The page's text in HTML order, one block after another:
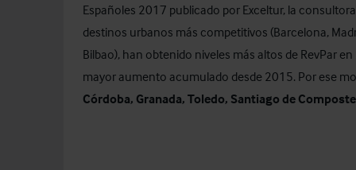
Españoles 2017 publicado por Exceltur, la
destinos urbanos más competitivos (Barcelona,
Bilbao), han obtenido niveles más altos de RevPar
mayor aumento acumulado desde 2015. Por ese
Córdoba, Granada, Toledo, Santiago de